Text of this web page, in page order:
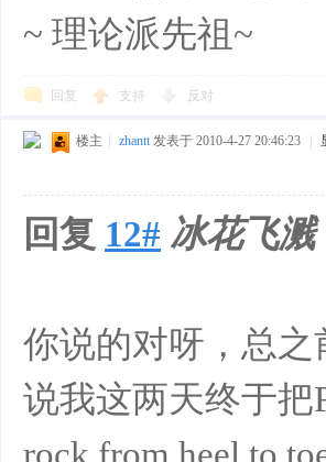
~ 理论派先祖~
回复 支持 反对
楼主 zhantt 发表于 2010-4-27 20:46:23
回复 12# 冰花飞溅
你说的对呀，总
说我这两天终于把
rock from heel to